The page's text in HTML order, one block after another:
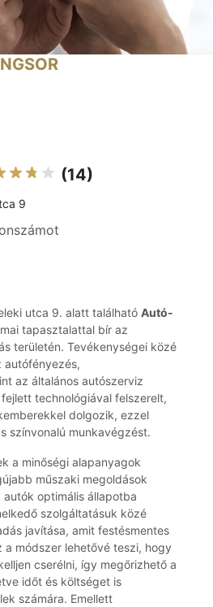
(14)
9
utca 9. alatt található Autó-
tapasztalattal bír az
területén. Tevékenységei közé
az általános autószerviz
technológiával felszerelt,
dolgozik, ezzel
színvonalú munkavégzést.
a minőségi alapanyagok
műszaki megoldások
optimális állapotba
szolgáltatásuk közé
javítása, amit festésmentes
módszer lehetővé teszi, hogy
cserélni, így megőrizhető a
időt és költséget is
számára. Emellett